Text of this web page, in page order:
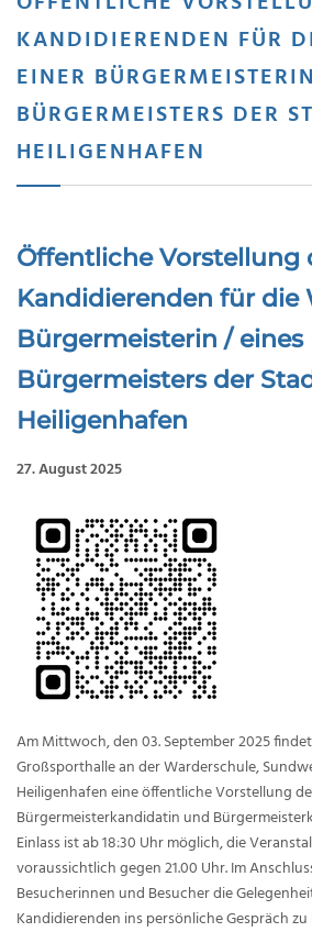
KANDIDIERENDEN FÜR
EINER
BÜRGERMEISTERS DER
HEILIGENHAFEN
Öffentliche Vorstellung
Kandidierenden für die
Bürgermeisterin / eines
Bürgermeisters der
Heiligenhafen
27. August 2025
Am Mittwoch, den 03. September 2025
Großsporthalle an der Warderschule,
Heiligenhafen eine öffentliche Vorstellung
Bürgermeisterkandidatin und
Einlass ist ab 18:30 Uhr möglich, die
voraussichtlich gegen 21.00 Uhr. Im
Besucherinnen und Besucher die
Kandidierenden ins persönliche Gespräch